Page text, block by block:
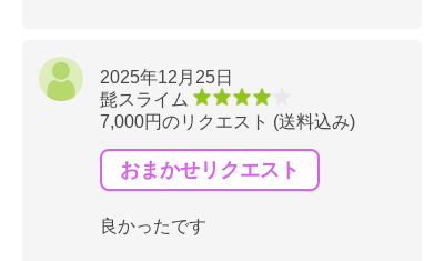
2025年12月25日
髭スライム
7,000円のリクエスト (送料込み)
おまかせリクエスト
良かったです